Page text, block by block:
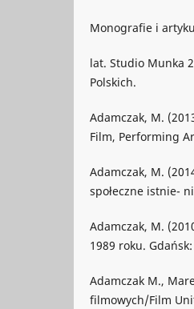
Monografie i
lat. Studio Munka
Polskich.
Adamczak, M.
Film, Performing
Adamczak, M.
społeczne istnie-
Adamczak, M.
1989 roku.
Adamczak M.,
filmowych/Film